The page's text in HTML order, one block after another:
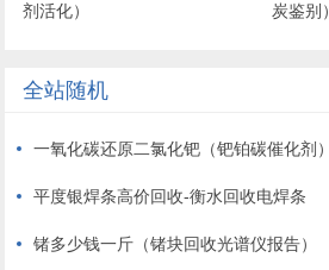
剂活化）
炭鉴别）
全站随机
一氧化碳还原二氯化钯（钯铂碳催化剂）
平度银焊条高价回收-衡水回收电焊条
锗多少钱一斤（锗块回收光谱仪报告）